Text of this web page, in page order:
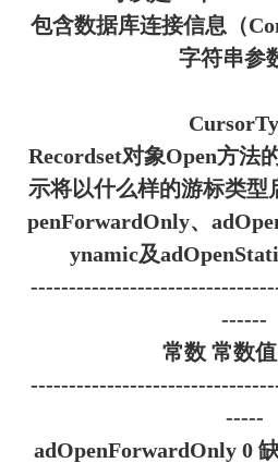
包含数据库连接信息（
字符串参
Recordset对象Open方法
示将以什么样的游标类型
penForwardOnly、
ynamic及
------
常数 常数
-----
adOpenForwardOnly 0